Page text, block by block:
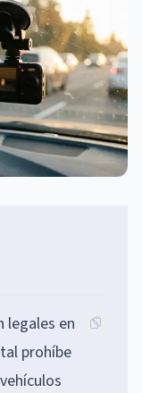
legales en
prohíbe